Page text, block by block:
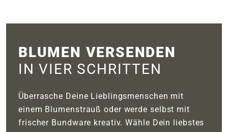
BLUMEN VERSENDEN
IN VIER SCHRITTEN
Überrasche Deine Lieblingsmenschen mit
einem Blumenstrauß oder werde selbst mit
frischer Bundware kreativ. Wähle Dein liebstes